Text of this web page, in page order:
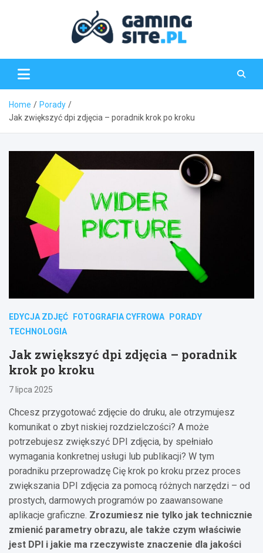
Gaming-Site.pl
Home
Porady
Jak zwiększyć dpi zdjęcia – poradnik krok po kroku
EDYCJA ZDJĘĆ FOTOGRAFIA CYFROWA
PORADY
TECHNOLOGIA
Jak zwiększyć dpi zdjęcia – poradnik
krok po kroku
7 lipca 2025
Chcesz przygotować zdjęcie do druku, ale otrzymujesz
komunikat o zbyt niskiej rozdzielczości? A może
potrzebujesz zwiększyć DPI zdjęcia, by spełniało
wymagania konkretnej usługi lub publikacji? W tym
poradniku przeprowadzę Cię krok po kroku przez proces
zwiększania DPI zdjęcia za pomocą różnych narzędzi – od
prostych, darmowych programów po zaawansowane
aplikacje graficzne. Zrozumiesz nie tylko jak technicznie
zmienić parametry obrazu, ale także czym właściwie
jest DPI i jakie ma rzeczywiste znaczenie dla jakości